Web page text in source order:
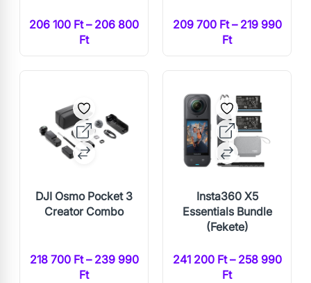
206 100 Ft – 206 800
Ft
209 700 Ft – 219 990
Ft
DJI Osmo Pocket 3
Creator Combo
218 700 Ft – 239 990
Ft
Insta360 X5
Essentials Bundle
(Fekete)
241 200 Ft – 258 990
Ft